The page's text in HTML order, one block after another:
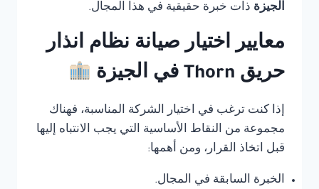
الجيزة ذات خبرة حقيقية في هذا المجال.
معايير اختيار صيانة نظام انذار
حريق Thorn في الجيزة
إذا كنت ترغب في اختيار الشركة المناسبة، فهناك
مجموعة من النقاط الأساسية التي يجب الانتباه إليها
قبل اتخاذ القرار، ومن أهمها:
الخبرة السابقة في المجال.